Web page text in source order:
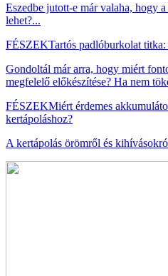
Eszedbe jutott-e már valaha, hogy
lehet?...
FÉSZEKTartós padlóburkolat
Gondoltál már arra, hogy miért
megfelelő előkészítése? Ha nem
FÉSZEKMiért érdemes
kertápoláshoz?
A kertápolás örömről és